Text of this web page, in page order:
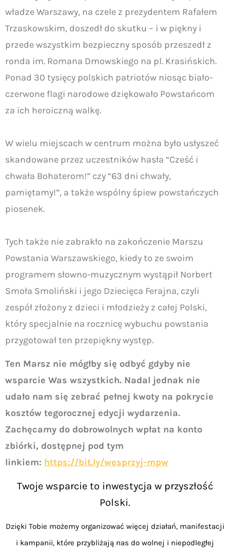
władze Warszawy, na czele z prezydentem Rafałem
Trzaskowskim, doszedł do skutku – i w piękny i
przede wszystkim bezpieczny sposób przeszedł z
ronda im. Romana Dmowskiego na pl. Krasińskich.
Ponad 30 tysięcy polskich patriotów niosąc biało-
czerwone flagi narodowe dziękowało Powstańcom
za ich heroiczną walkę.
W wielu miejscach w centrum można było usłyszeć
skandowane przez uczestników hasła “Cześć i
chwała Bohaterom!” czy “63 dni chwały,
pamiętamy!”, a także wspólny śpiew powstańczych
piosenek.
Tych także nie zabrakło na zakończenie Marszu
Powstania Warszawskiego, kiedy to ze swoim
programem słowno-muzycznym wystąpił Norbert
Smoła Smoliński i jego Dziecięca Ferajna, czyli
zespół złożony z dzieci i młodzieży z całej Polski,
który specjalnie na rocznicę wybuchu powstania
przygotował ten przepiękny występ.
Ten Marsz nie mógłby się odbyć gdyby nie
wsparcie Was wszystkich. Nadal jednak nie
udało nam się zebrać pełnej kwoty na pokrycie
kosztów tegorocznej edycji wydarzenia.
Zachęcamy do dobrowolnych wpłat na konto
zbiórki, dostępnej pod tym
linkiem: https://bit.ly/wesprzyj-mpw
Twoje wsparcie to inwestycja w przyszłość
Polski.
Dzięki Tobie możemy organizować więcej działań, manifestacji
i kampanii, które przybliżają nas do wolnej i niepodległej